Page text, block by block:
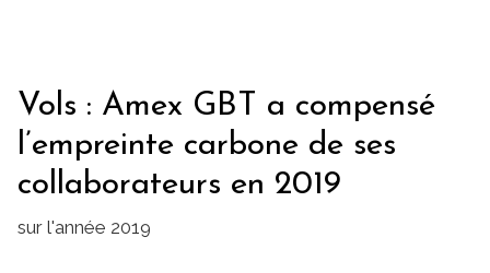
Vols : Amex GBT a compensé
l’empreinte carbone de ses
collaborateurs en 2019
sur l'année 2019